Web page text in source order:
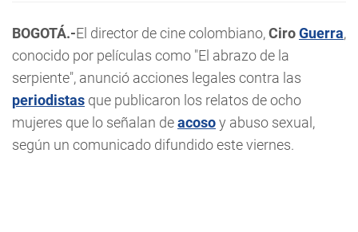
BOGOTÁ.-El director de cine colombiano,CiroGuerra,
conocido por películas como "El abrazo de la
serpiente", anunció acciones legales contra las
periodistas que publicaron los relatos de ocho
mujeres que lo señalan deacosoy abuso sexual,
según un comunicado difundido este viernes.